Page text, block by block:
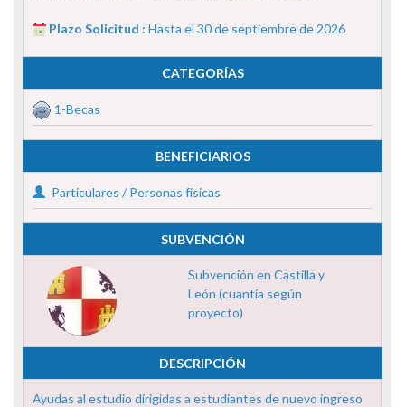
Plazo Solicitud : Hasta el 30 de septiembre de 2026
CATEGORÍAS
1-Becas
BENEFICIARIOS
Particulares / Personas físicas
SUBVENCIÓN
Subvención en Castilla y
León (cuantía según
proyecto)
DESCRIPCIÓN
Ayudas al estudio dirigidas a estudiantes de nuevo ingreso